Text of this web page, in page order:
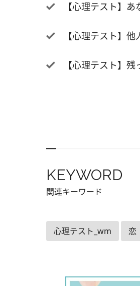
【心理テスト】
【心理テスト】
【心理テスト】
KEYWORD
関連キーワード
心理テスト_wm 恋